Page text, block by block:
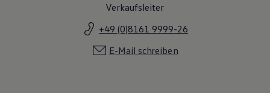
Verkaufsleiter
+49 (0)8161 9999-26
E-Mail schreiben